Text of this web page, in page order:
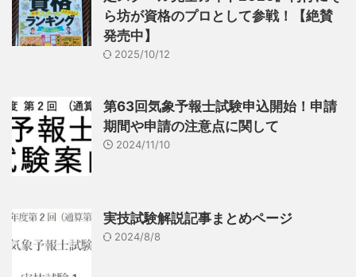
ら坊が資格のプロとして参戦！【絶賛
発売中】
2025/10/12
第63回気象予報士試験申込開始！申請
期間や申請の注意点に関して
2024/11/10
実技試験解説記事まとめページ
2024/8/8